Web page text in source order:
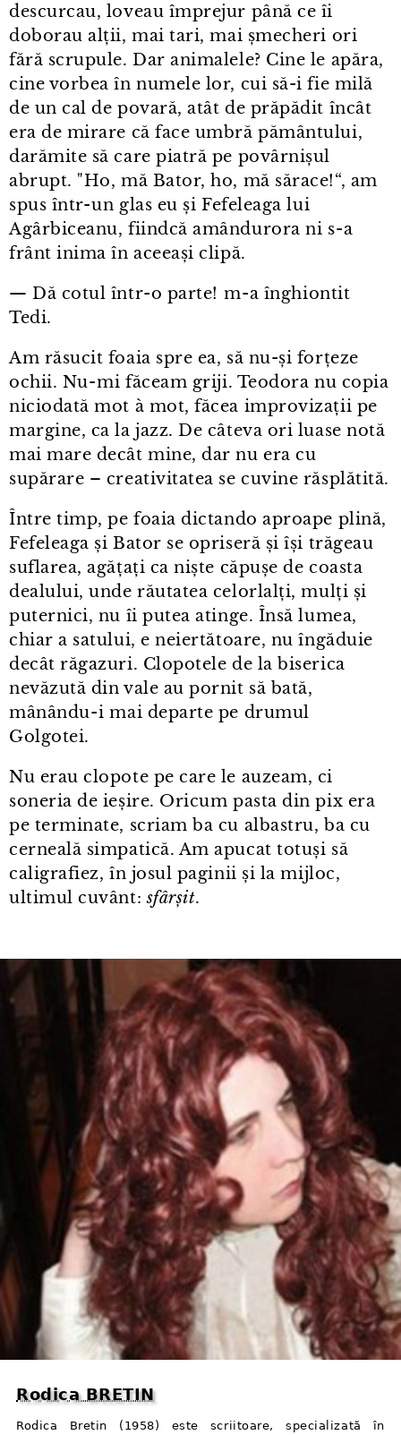
descurcau, loveau împrejur până ce îi
doborau alții, mai tari, mai șmecheri ori
fără scrupule. Dar animalele? Cine le apăra,
cine vorbea în numele lor, cui să-i fie milă
de un cal de povară, atât de prăpădit încât
era de mirare că face umbră pământului,
darămite să care piatră pe povârnișul
abrupt. "Ho, mă Bator, ho, mă sărace!“, am
spus într⁠-⁠un glas eu și Fefeleaga lui
Agârbiceanu, fiindcă amândurora ni s⁠-⁠a
frânt inima în aceeași clipă.
— Dă cotul într⁠-⁠o parte! m⁠-⁠a înghiontit
Tedi.
Am răsucit foaia spre ea, să nu-și forțeze
ochii. Nu⁠-⁠mi făceam griji. Teodora nu copia
niciodată mot à mot, făcea improvizații pe
margine, ca la jazz. De câteva ori luase notă
mai mare decât mine, dar nu era cu
supărare – creativitatea se cuvine răsplătită.
Între timp, pe foaia dictando aproape plină,
Fefeleaga și Bator se opriseră și își trăgeau
suflarea, agățați ca niște căpușe de coasta
dealului, unde răutatea celorlalți, mulți și
puternici, nu îi putea atinge. Însă lumea,
chiar a satului, e neiertătoare, nu îngăduie
decât răgazuri. Clopotele de la biserica
nevăzută din vale au pornit să bată,
mânându⁠-⁠i mai departe pe drumul
Golgotei.
Nu erau clopote pe care le auzeam, ci
soneria de ieșire. Oricum pasta din pix era
pe terminate, scriam ba cu albastru, ba cu
cerneală simpatică. Am apucat totuși să
caligrafiez, în josul paginii și la mijloc,
ultimul cuvânt:sfârșit.
Rodica BRETIN
Rodica Bretin (1958) este scriitoare, specializată în